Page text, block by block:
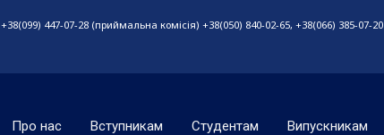
+38(099) 447-07-28 (приймальна комісія) +38(050) 840-02-65, +38(066) 385-07-20
Про нас Вступникам Студентам Випускникам